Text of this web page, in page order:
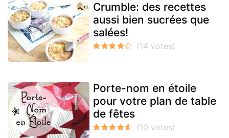
Crumble: des recettes
aussi bien sucrées que
salées!
Porte-nom en étoile
pour votre plan de table
de fêtes